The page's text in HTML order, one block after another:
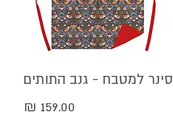
סינר למטבח - גנב התותים
מחיר